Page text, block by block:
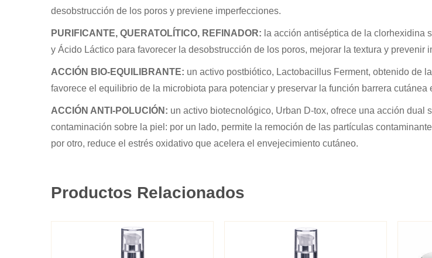
desobstrucción de los poros y previene imperfecciones.
PURIFICANTE, QUERATOLÍTICO, REFINADOR: la acción antiséptica de la clorhexidina
y Ácido Láctico para favorecer la desobstrucción de los poros, mejorar la textura y prevenir
ACCIÓN BIO-EQUILIBRANTE: un activo postbiótico, Lactobacillus Ferment, obtenido de
favorece el equilibrio de la microbiota para potenciar y preservar la función barrera cutánea
ACCIÓN ANTI-POLUCIÓN: un activo biotecnológico, Urban D-tox, ofrece una acción dual
contaminación sobre la piel: por un lado, permite la remoción de las partículas
por otro, reduce el estrés oxidativo que acelera el envejecimiento cutáneo.
Productos Relacionados